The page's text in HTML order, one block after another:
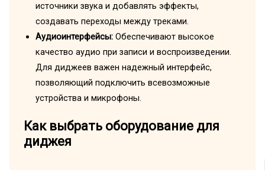
источники звука и добавлять эффекты,
создавать переходы между треками.
Аудиоинтерфейсы:Обеспечивают высокое
качество аудио при записи и воспроизведении.
Для диджеев важен надежный интерфейс,
позволяющий подключить всевозможные
устройства и микрофоны.
Как выбрать оборудование для
диджея